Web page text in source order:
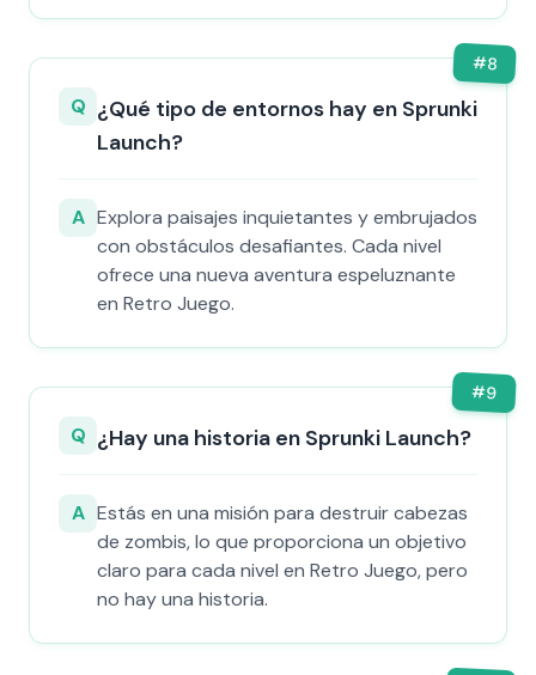
#8
Q ¿Qué tipo de entornos hay en Sprunki
Launch?
A Explora paisajes inquietantes y embrujados
con obstáculos desafiantes. Cada nivel
ofrece una nueva aventura espeluznante
en Retro Juego.
#9
Q ¿Hay una historia en Sprunki Launch?
A Estás en una misión para destruir cabezas
de zombis, lo que proporciona un objetivo
claro para cada nivel en Retro Juego, pero
no hay una historia.